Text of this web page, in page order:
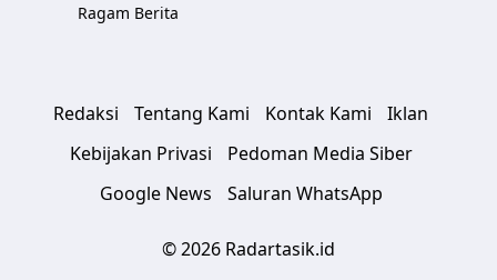
Ragam Berita
Redaksi Tentang Kami Kontak Kami
Iklan
Kebijakan Privasi
Pedoman Media Siber
Google News
Saluran WhatsApp
© 2026 Radartasik.id